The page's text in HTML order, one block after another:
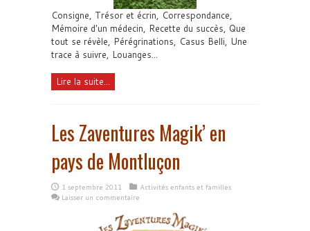
Consigne, Trésor et écrin, Correspondance,
Mémoire d'un médecin, Recette du succès, Que
tout se révèle, Pérégrinations, Casus Belli, Une
trace à suivre, Louanges...
Lire la suite...
Les Zaventures Magik’ en
pays de Montluçon
1 septembre 2011
Activités enfants et familles
Laisser un commentaire